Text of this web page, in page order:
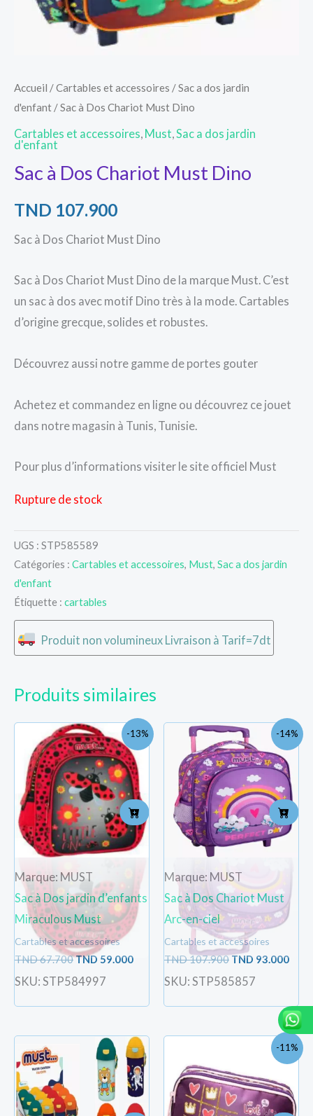
Accueil /Cartables et accessoires /Sac a dos jardin
d'enfant / Sac à Dos Chariot Must Dino
Cartables et accessoires Must Sac a dos jardin
d'enfant
Sac à Dos Chariot Must Dino
TND 107.900
Sac à Dos Chariot Must Dino
Sac à Dos Chariot Must Dino de la marque Must. C’est
un sac à dos avec motif Dino très à la mode. Cartables
d’origine grecque, solides et robustes.
Découvrez aussi notre gamme de portes gouter
Achetez et commandez en ligne ou découvrez ce jouet
dans notre magasin à Tunis, Tunisie.
Pour plus d’informations visiter le site officiel Must
Rupture de stock
UGS : STP585589
Catégories : Cartables et accessoires, Must, Sac a dos jardin
d'enfant
Étiquette : cartables
Produit non volumineux Livraison à Tarif=7dt
Produits similaires
-13%
Marque: MUST
Sac à Dos jardin d’enfants
Miraculous Must
Cartables et accessoires
TND67.700
Le
prix
initial
était :
TND
67.700.
TND 59.000
Le
prix
actuel
est :
TND
59.000.
SKU: STP584997
-14%
Marque: MUST
Sac à Dos Chariot Must
Arc-en-ciel
Cartables et accessoires
TND107.900
Le
prix
initial
était :
TND
107.900.
TND 93.000
Le
prix
est :
TND
SKU: STP585857
-11%
initial
était :
TND
24.800.
Le
prix
actuel
est :
TND